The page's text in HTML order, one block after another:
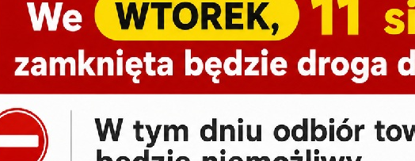
Odbiór osobisty: Okuniew k. Warszawy lub wysyłka
Masz pytanie?:(+48) 797-009-981
Dostępne warianty/kolory